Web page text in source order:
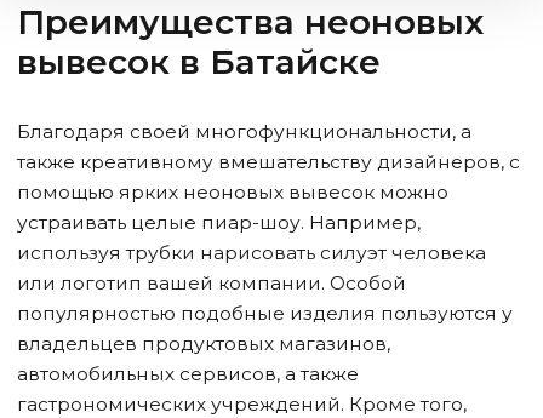
Преимущества неоновых
вывесок в Батайске
Благодаря своей многофункциональности, а
также креативному вмешательству дизайнеров, с
помощью ярких неоновых вывесок можно
устраивать целые пиар-шоу. Например,
используя трубки нарисовать силуэт человека
или логотип вашей компании. Особой
популярностью подобные изделия пользуются у
владельцев продуктовых магазинов,
автомобильных сервисов, а также
гастрономических учреждений. Кроме того,